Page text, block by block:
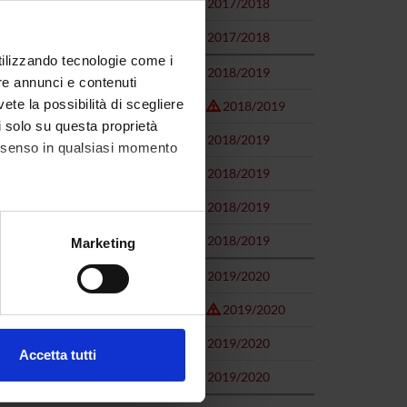
tecnologie come i
annunci e contenuti
la possibilità di scegliere
su questa proprietà
in qualsiasi momento
metro,Marketing
Accetta tutti
2017/2018
2017/2018
2018/2019
2018/2019
2018/2019
2018/2019
2018/2019
2018/2019
2019/2020
2019/2020
2019/2020
2019/2020